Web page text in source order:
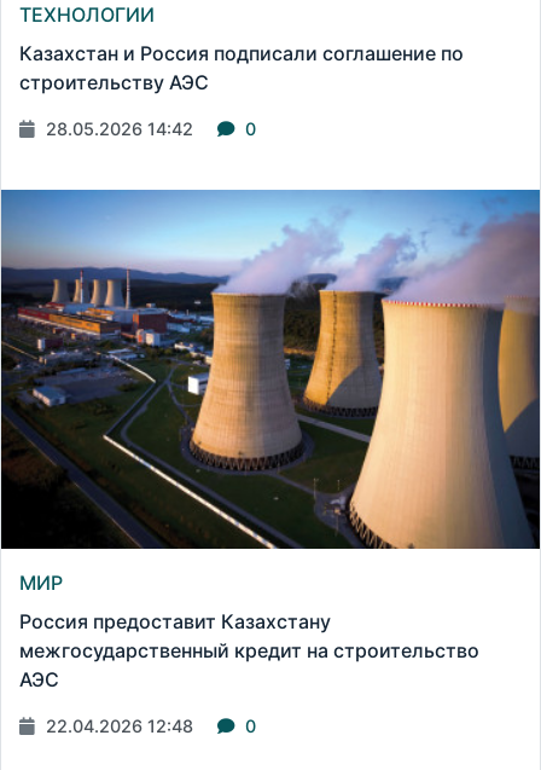
ТЕХНОЛОГИИ
Казахстан и Россия подписали соглашение по
строительству АЭС
28.05.2026 14:42 0
МИР
Россия предоставит Казахстану
межгосударственный кредит на строительство
АЭС
22.04.2026 12:48 0